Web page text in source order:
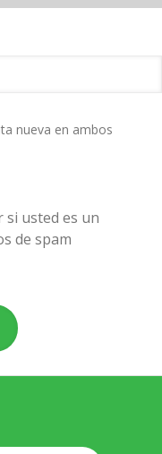
nueva en ambos
usted es un
de spam